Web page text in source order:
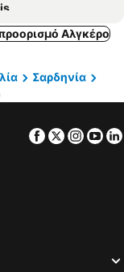
Wellness & Spa Alghero
Αλγκέρο
Σαρδηνία
Facebook
Twitter